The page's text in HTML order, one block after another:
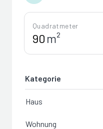
Quadratmeter
m²
Kategorie
Haus
Wohnung